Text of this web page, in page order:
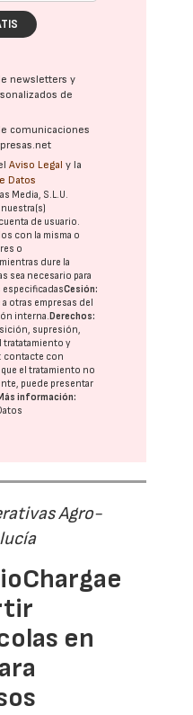
newsletters y
de
comunicaciones
Aviso Legal y la
Datos
Media, S.L.U.
de usuario.
con la misma o
o
mientras dure la
sea necesario para
especificadasCesión:
otras empresas del
interna.Derechos:
supresión,
y
contacte con
el tratamiento no
puede presentar
información:
Agro-
en